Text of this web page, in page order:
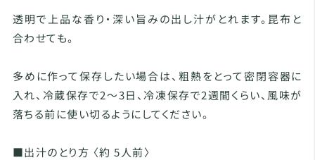
透明で上品な香り・深い旨みの出し汁がとれます。昆布と
合わせても。
多めに作って保存したい場合は、粗熱をとって密閉容器に
入れ、冷蔵保存で2〜3日、冷凍保存で2週間くらい、風味が
落ちる前に使い切るようにしてください。
■出汁のとり方 〈約 5人前〉